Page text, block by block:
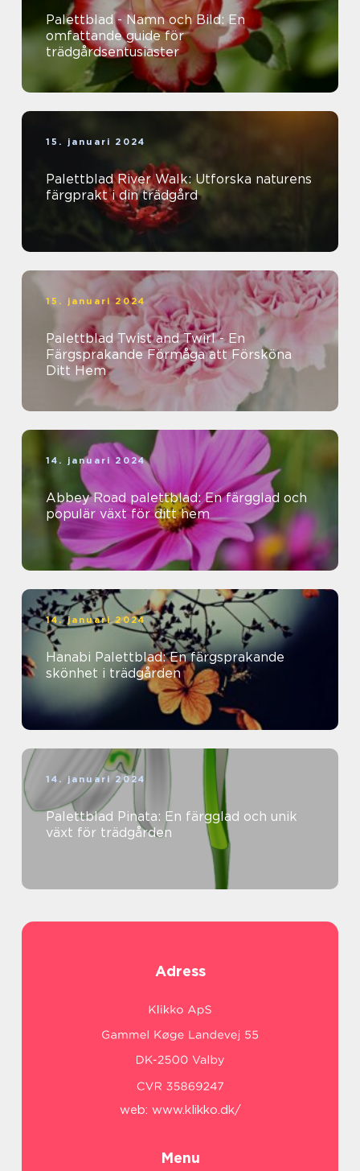
Palettblad - Namn och Bild: En
omfattande guide för
trädgårdsentusiaster
15. januari 2024
Palettblad River Walk: Utforska naturens
färgprakt i din trädgård
15. januari 2024
Palettblad Twist and Twirl - En
Färgsprakande Förmåga att Försköna
Ditt Hem
14. januari 2024
Abbey Road palettblad: En färgglad och
populär växt för ditt hem
14. januari 2024
Hanabi Palettblad: En färgsprakande
skönhet i trädgården
14. januari 2024
Palettblad Pinata: En färgglad och unik
växt för trädgården
Adress
web: www.klikko.dk/
Menu